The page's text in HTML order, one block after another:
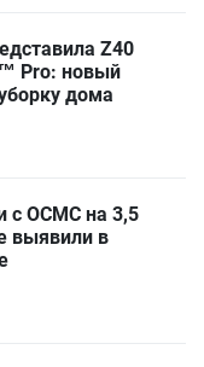
Z40
Pro: новый
дома
с ОСМС на 3,5
выявили в